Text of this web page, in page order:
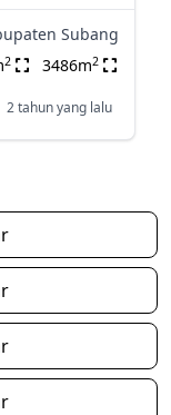
Subang
2 3486m2
2 tahun yang lalu